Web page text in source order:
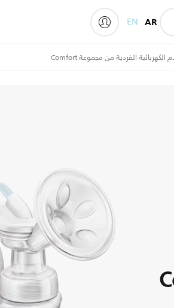
AR
EN